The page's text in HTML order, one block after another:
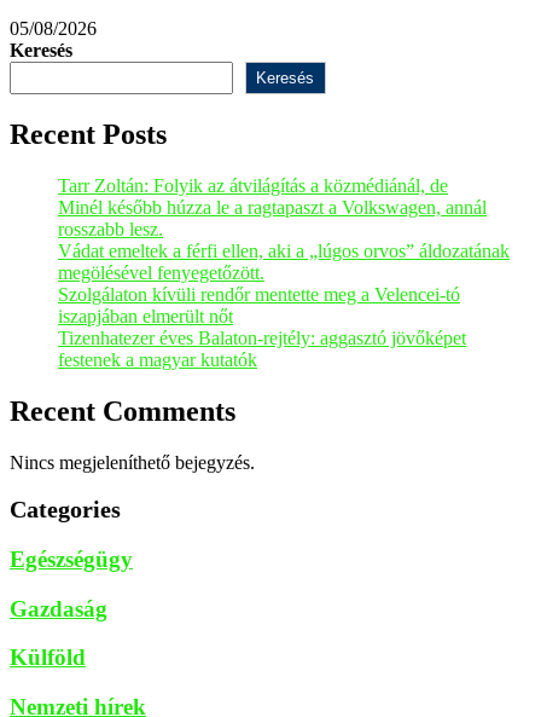
05/08/2026
Keresés
Keresés
Recent Posts
Tarr Zoltán: Folyik az átvilágítás a közmédiánál, de
Minél később húzza le a ragtapaszt a Volkswagen, annál
rosszabb lesz.
Vádat emeltek a férfi ellen, aki a „lúgos orvos” áldozatának
megölésével fenyegetőzött.
Szolgálaton kívüli rendőr mentette meg a Velencei-tó
iszapjában elmerült nőt
Tizenhatezer éves Balaton-rejtély: aggasztó jövőképet
festenek a magyar kutatók
Recent Comments
Nincs megjeleníthető bejegyzés.
Categories
Egészségügy
Gazdaság
Külföld
Nemzeti hírek